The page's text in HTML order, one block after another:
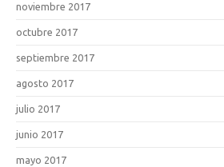
noviembre 2017
octubre 2017
septiembre 2017
agosto 2017
julio 2017
junio 2017
mayo 2017